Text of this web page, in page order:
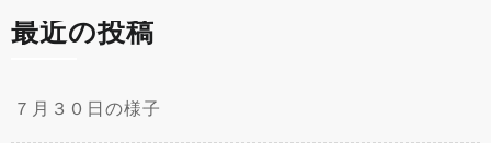
最近の投稿
７月３０日の様子